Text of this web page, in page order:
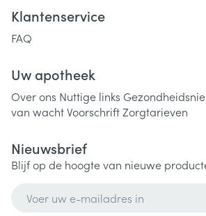
Klantenservice
FAQ
Uw apotheek
Over ons Nuttige links
van wachtVoorschriftZorgtarieven
Nieuwsbrief
Blijf op de hoogte van nieuwe